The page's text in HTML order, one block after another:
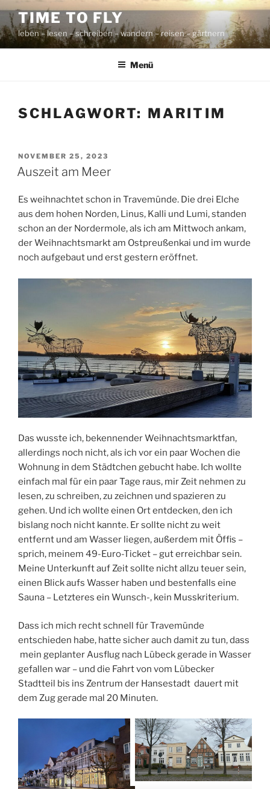
Zum
Inhalt
springen
TIME TO FLY
leben – lesen – schreiben – wandern – reisen – gärtnern
Menü
SCHLAGWORT: MARITIM
VERÖFFENTLICHT
AM
NOVEMBER 25, 2023
Auszeit am Meer
Es weihnachtet schon in Travemünde. Die drei Elche
aus dem hohen Norden, Linus, Kalli und Lumi, standen
schon an der Nordermole, als ich am Mittwoch ankam,
der Weihnachtsmarkt am Ostpreußenkai und im wurde
noch aufgebaut und erst gestern eröffnet.
Das wusste ich, bekennender Weihnachtsmarktfan,
allerdings noch nicht, als ich vor ein paar Wochen die
Wohnung in dem Städtchen gebucht habe. Ich wollte
einfach mal für ein paar Tage raus, mir Zeit nehmen zu
lesen, zu schreiben, zu zeichnen und spazieren zu
gehen. Und ich wollte einen Ort entdecken, den ich
bislang noch nicht kannte. Er sollte nicht zu weit
entfernt und am Wasser liegen, außerdem mit Öffis –
sprich, meinem 49-Euro-Ticket – gut erreichbar sein.
Meine Unterkunft auf Zeit sollte nicht allzu teuer sein,
einen Blick aufs Wasser haben und bestenfalls eine
Sauna – Letzteres ein Wunsch-, kein Musskriterium.
Dass ich mich recht schnell für Travemünde
entschieden habe, hatte sicher auch damit zu tun, dass
mein geplanter Ausflug nach Lübeck gerade in Wasser
gefallen war – und die Fahrt von vom Lübecker
Stadtteil bis ins Zentrum der Hansestadt dauert mit
dem Zug gerade mal 20 Minuten.